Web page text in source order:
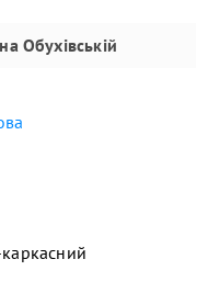
Обухівській